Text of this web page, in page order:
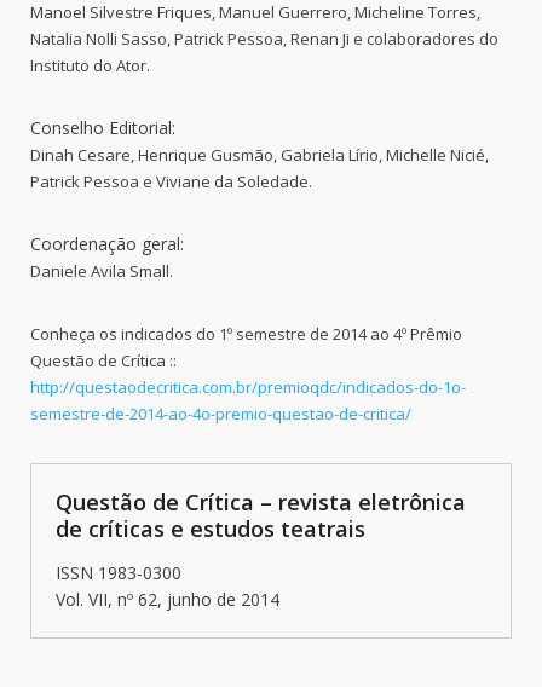
Manoel Silvestre Friques, Manuel Guerrero, Micheline Torres,
Natalia Nolli Sasso, Patrick Pessoa, Renan Ji e colaboradores do
Instituto do Ator.
Conselho Editorial:
Dinah Cesare, Henrique Gusmão, Gabriela Lírio, Michelle Nicié,
Patrick Pessoa e Viviane da Soledade.
Coordenação geral:
Daniele Avila Small.
Conheça os indicados do 1º semestre de 2014 ao 4º Prêmio
Questão de Crítica ::
http://questaodecritica.com.br/premioqdc/indicados-do-1o-
semestre-de-2014-ao-4o-premio-questao-de-critica/
Questão de Crítica – revista eletrônica
de críticas e estudos teatrais
ISSN 1983-0300
Vol. VII, nº 62, junho de 2014